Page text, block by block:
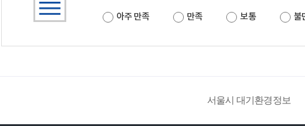
아주 만족 만족 보통 불
서울시 대기환경정보